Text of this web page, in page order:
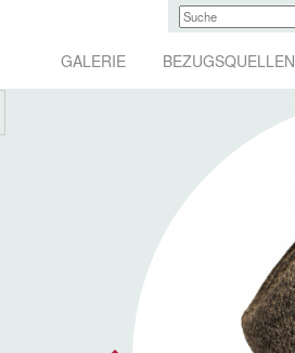
GALERIE BEZUGSQUELLEN